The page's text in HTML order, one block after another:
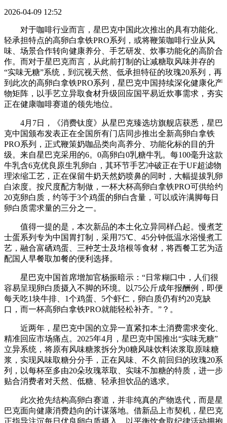
2026-04-09 12:52
对于咖啡行业而言，星巴克中国此次推出的具有功能化、
轻承担特点的高卵白拿铁PRO系列，或将鞭策咖啡行业从风
味、场景合作转向健康养分、手艺研发、炊事功能化的高阶合
作。而对于星巴克而言，从此前打制的让减糖取风味并存的
“实味无糖”系统，到沉视天然、低承担特征的玫瑰20系列，再
到此次的高卵白拿铁PRO系列，星巴克中国持续深化健康化产
物矩阵，以手艺立异取食材升级回应国平易近炊事需求，夯实
正在健康咖啡赛道的领先地位。
4月7日，《消费钛度》从星巴克臻选坊旗舰店获悉，星巴
克中国颁布发表正在全国所有门店同步推出全新高卵白拿铁
PRO系列，正式鞭策奶咖品类向高养分、功能化标的目的升
级。来自星巴克采用的6。0高卵白0乳糖牛乳。每100毫升这款
牛乳含6克优良原生乳卵白，其环节手艺冲破正在于UF超滤物
理浓缩工艺，正在保留牛奶天然奶喷鼻的同时，大幅提拔乳卵
白浓度。按尺度配方制做，一杯大杯高卵白拿铁PRO可供给约
20克卵白质，约等于3个鸡蛋的卵白含量，可以或许满脚每日
卵白质需求量的三分之一。
值得一提的是，本次新品的本土化立异同样凸起。慢煮芝
士蛋系列专为中国胃打制，采用75℃、45分钟低温水浴慢煮工
艺，融合富硒鸡蛋、三种芝士及培根等食材，将西餐工艺为适
配国人早餐取加餐的便利选择。
星巴克中国首席增加官杨振暗示：“日常糊口中，人们很
容易呈现卵白质摄入不脚的环境。以75公斤成年报酬例，即便
每天吃1块牛排、1个鸡蛋、5个虾仁，卵白质仍有约20克缺
口，而一杯高卵白拿铁PRO就能轻松补齐。”？。
近两年，星巴克中国的立异一直紧扣本土消费需求变化、
精准回应市场痛点。2025年4月，星巴克中国推出“实味无糖”
立异系统，将原有风味糖浆拆分为0糖风味饮料浓浆取原味糖
浆，实现风味取糖分分手，正在风味、不久前回归的玫瑰20系
列，以每杯至多由20朵玫瑰萃取、实味不加糖的特质，进一步
贴合消费者对天然、低糖、轻承担饮品的逃求。
此次抢先结构高卵白赛道，并非纯真的产物迭代，而是星
巴克面向健康消费趋向的计谋落地。借新品上市契机，星巴克
正指导注沉每日优良卵白质摄入，以平衡饮食取纪律活动拥抱